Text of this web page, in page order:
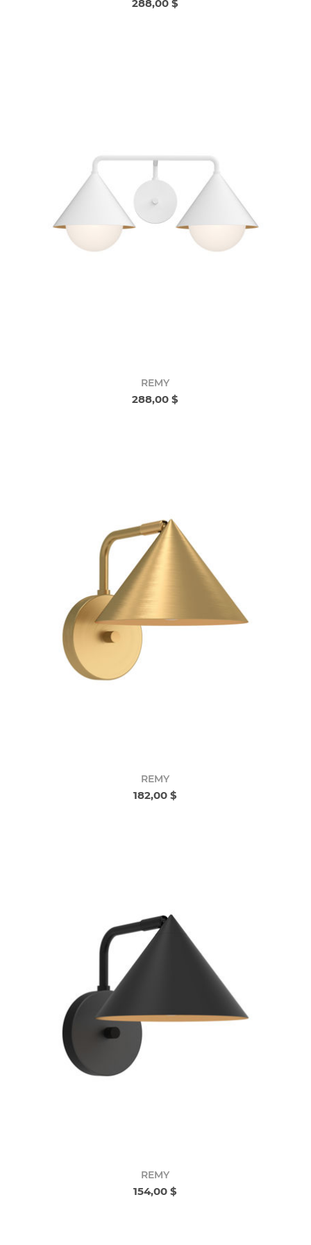
288,00 $
REMY
288,00 $
REMY
182,00 $
REMY
154,00 $